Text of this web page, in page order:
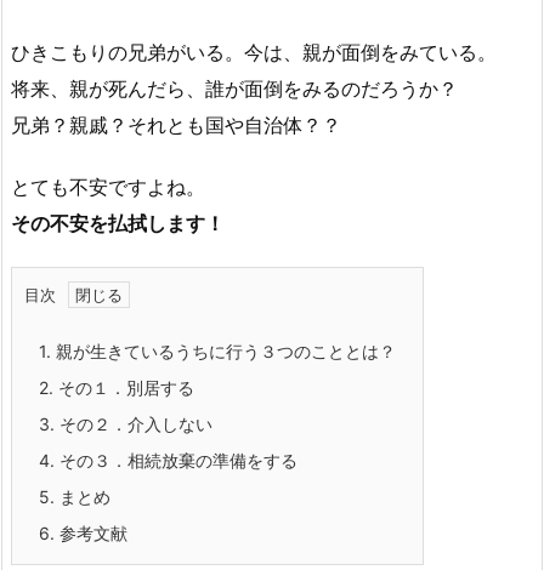
ひきこもりの兄弟がいる。今は、親が面倒をみている。
将来、親が死んだら、誰が面倒をみるのだろうか？
兄弟？親戚？それとも国や自治体？？
とても不安ですよね。
その不安を払拭します！
目次
1. 親が生きているうちに行う３つのこととは？
2. その１．別居する
3. その２．介入しない
4. その３．相続放棄の準備をする
5. まとめ
6. 参考文献